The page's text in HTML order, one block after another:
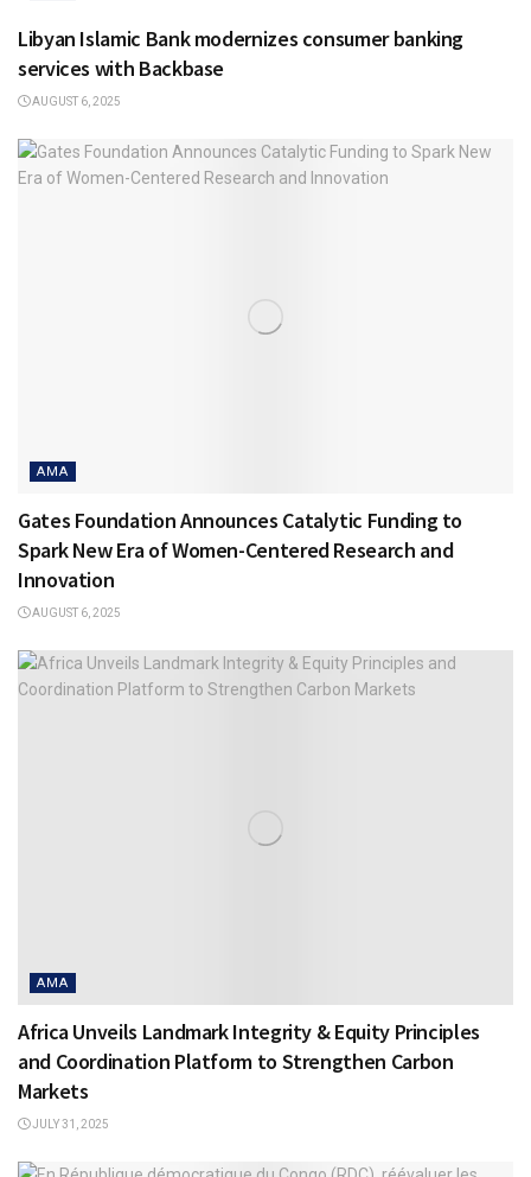
Libyan Islamic Bank modernizes consumer banking
services with Backbase
AUGUST 6, 2025
AMA
Gates Foundation Announces Catalytic Funding to
Spark New Era of Women-Centered Research and
Innovation
AUGUST 6, 2025
AMA
Africa Unveils Landmark Integrity & Equity Principles
and Coordination Platform to Strengthen Carbon
Markets
JULY 31, 2025